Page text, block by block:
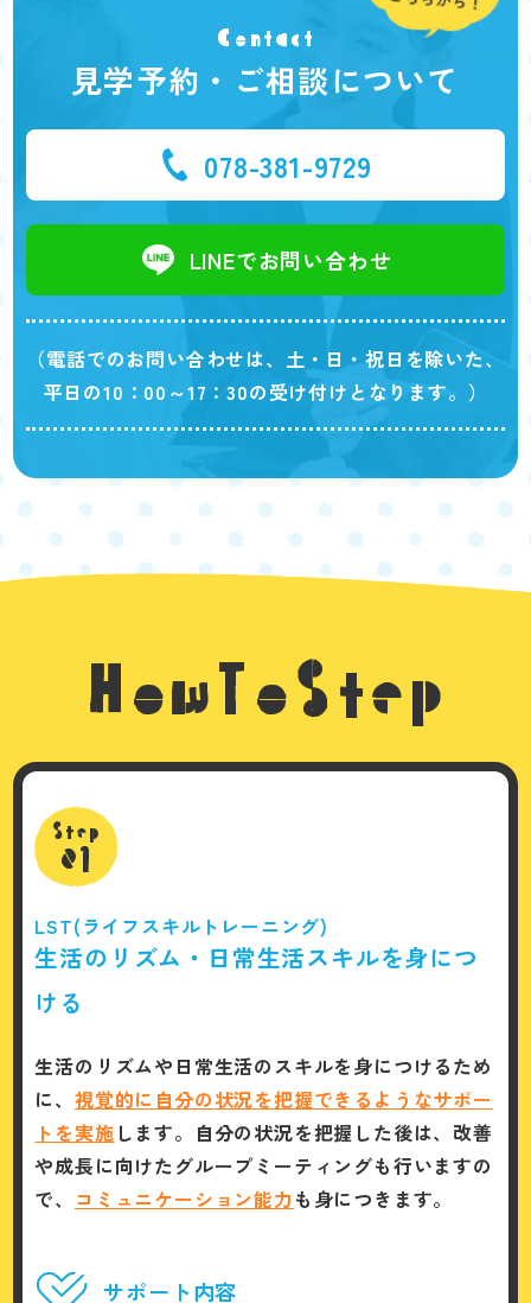
Contact
見学予約・ご相談について
078-381-9729
LINEでお問い合わせ
（電話でのお問い合わせは、土・日・祝日を除いた、
平日の10：00～17：30の受け付けとなります。）
HowToStep
Step
01
LST(ライフスキルトレーニング)
生活のリズム・日常生活スキルを身につ
ける
生活のリズムや日常生活のスキルを身につけるため
に、視覚的に自分の状況を把握できるようなサポー
トを実施 します。自分の状況を把握した後は、改善
や成長に向けたグループミーティングも行いますの
で、 コミュニケーション能力も身につきます。
サポート内容